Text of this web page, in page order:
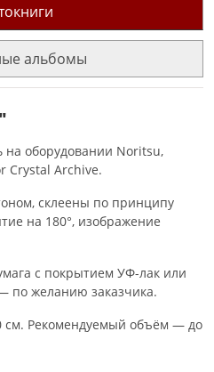
альбомы
на оборудовании Noritsu,
Crystal Archive.
склеены по принципу
на 180°, изображение
с покрытием УФ-лак или
по желанию заказчика.
см. Рекомендуемый объём — до